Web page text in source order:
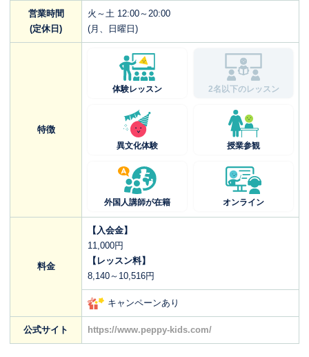
営業時間
(定休日)
火～土 12:00～20:00
(月、日曜日)
特徴
体験レッスン 2名以下のレッスン
異文化体験 授業参観
外国人講師が在籍 オンライン
料金
【入会金】
11,000円
【レッスン料】
8,140～10,516円
キャンペーンあり
公式サイト https://www.peppy-kids.com/